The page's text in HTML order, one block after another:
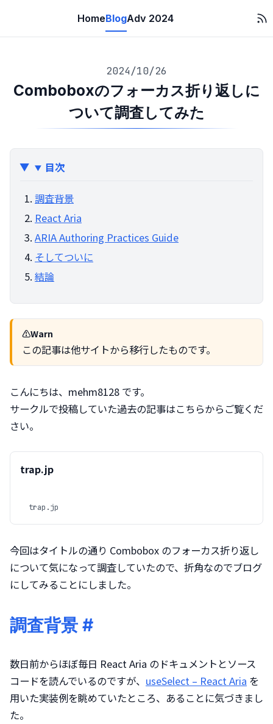
HomeBlogAdv 2024
2024/10/26
Comboboxのフォーカス折り返しに
ついて調査してみた
目次
調査背景
React Aria
ARIA Authoring Practices Guide
そしてついに
結論
Warn
この記事は他サイトから移行したものです。
こんにちは、mehm8128 です。
サークルで投稿していた過去の記事はこちらからご覧くだ
さい。
trap.jp
trap.jp
今回はタイトルの通り Combobox のフォーカス折り返し
について気になって調査していたので、折角なのでブログ
にしてみることにしました。
調査背景 #
数日前からほぼ毎日 React Aria のドキュメントとソース
コードを読んでいるのですが、 useSelect – React Aria を
用いた実装例を眺めていたところ、あることに気づきまし